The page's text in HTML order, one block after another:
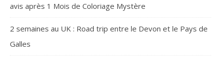
avis après 1 Mois de Coloriage Mystère
2 semaines au UK : Road trip entre le Devon et le Pays de
Galles